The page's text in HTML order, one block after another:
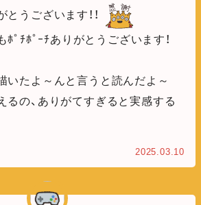
うございます！！
ﾎﾟﾁﾎﾟｰﾁありがとうございます！
いたよ～んと言うと読んだよ～
るの、ありがてすぎると実感する
2025.03.10